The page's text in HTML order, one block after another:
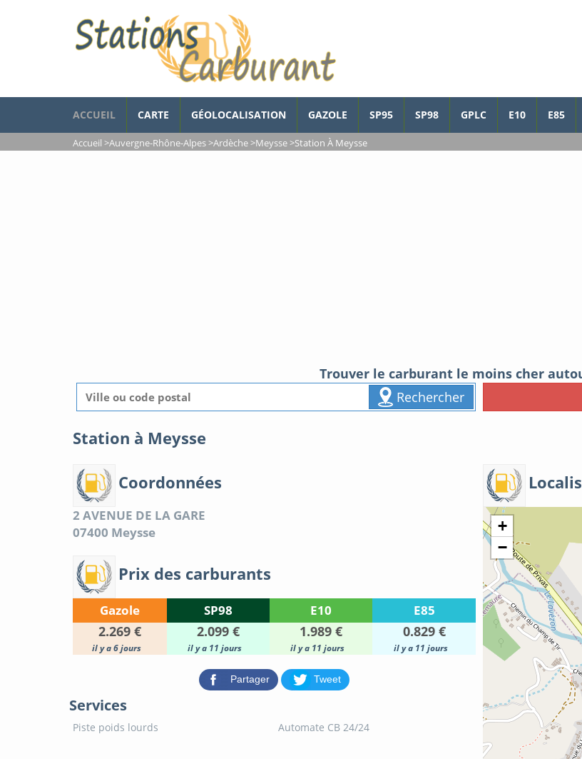
ACCUEIL CARTE GÉOLOCALISATION GAZOLE SP95 SP98 GPLC E10 E85
Accueil >Auvergne-Rhône-Alpes>Ardèche>Meysse>Station À Meysse
Trouver le carburant le moins cher
Rechercher
Station à Meysse
Coordonnées
2 AVENUE DE LA GARE
07400 Meysse
Prix des carburants
Gazole SP98 E10 E85
2.269 € 2.099 € 1.989 € 0.829 €
il y a 6 jours il y a 11 jours il y a 11 jours il y a 11 jours
Partager Tweet
Services
Piste poids lourds Automate CB 24/24
+
−